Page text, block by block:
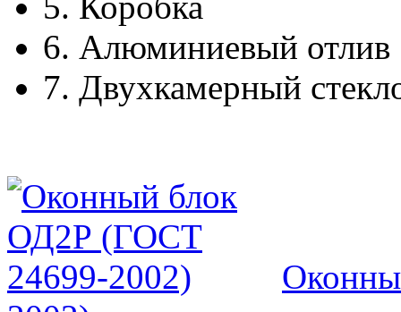
6. Алюминиевый отлив
7. Двухкамерный